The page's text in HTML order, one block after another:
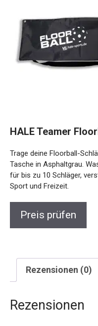
HALE Teamer
Trage deine Floorball-
Tasche in Asphaltgrau.
für bis zu 10 Schläger,
Sport und Freizeit.
Preis prüfen
Rezensionen (0)
Rezensionen